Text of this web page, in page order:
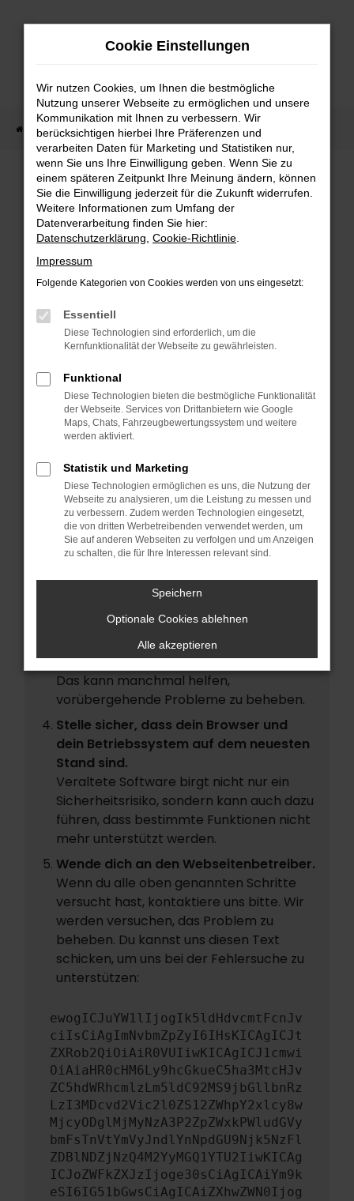
Zum
Startseite Fahrzeug Showroom Fahrzeugbestand
FAHRZEUGBESTAND
Bei Neuwagen Autoland finden Sie eine große
Auswahl an Marken und Modellen.
FEHLER: NETWORK
ERROR
Beim Laden ist ein Fehler aufgetreten.
Hier sind ein paar Tipps, die dir helfen
können:
Überprüfe deine Firewall und deine
Internetverbindung.
Laden andere Webseiten, zum Beispiel
deine Suchmaschine?
Prüfe deine Browsererweiterungen.
Manche Erweiterungen, wie
Werbeblocker, können das Laden
bestimmter Seiten verhindern.
Funktioniert die Seite in einem anderen
Browser oder in einem privaten Fenster?
Starte dein Gerät neu.
Das kann manchmal helfen,
vorübergehende Probleme zu beheben.
Stelle sicher, dass dein Browser und
dein Betriebssystem auf dem neuesten
Stand sind.
Veraltete Software birgt nicht nur ein
Sicherheitsrisiko, sondern kann auch dazu
führen, dass bestimmte Funktionen nicht
mehr unterstützt werden.
Wende dich an den Webseitenbetreiber.
Wenn du alle oben genannten Schritte
versucht hast, kontaktiere uns bitte. Wir
werden versuchen, das Problem zu
beheben. Du kannst uns diesen Text
schicken, um uns bei der Fehlersuche zu
unterstützen:
ewogICJuYW1lIjogIk5ldHdvcmtFcnJv
ciIsCiAgImNvbmZpZyI6IHsKICAgICJt
ZXRob2QiOiAiR0VUIiwKICAgICJ1cmwi
OiAiaHR0cHM6Ly9hcGkueC5ha3MtcHJv
ZC5hdWRhcmlzLm5ldC92MS9jbGllbnRz
LzI3MDcvd2Vic2l0ZS12ZWhpY2xlcy8w
MjcyODglMjMyNzA3P2ZpZWxkPWludGVy
bmFsTnVtYmVyJndlYnNpdGU9Njk5NzFl
ZDBlNDZjNzQ4M2YyMGQ1YTU2IiwKICAg
ICJoZWFkZXJzIjoge30sCiAgICAiYm9k
eSI6IG51bGwsCiAgICAiZXhwZWN0Ijog
Cookie Einstellungen
Wir nutzen Cookies, um Ihnen die bestmögliche
Nutzung unserer Webseite zu ermöglichen und unsere
Kommunikation mit Ihnen zu verbessern. Wir
berücksichtigen hierbei Ihre Präferenzen und
verarbeiten Daten für Marketing und Statistiken nur,
wenn Sie uns Ihre Einwilligung geben. Wenn Sie zu
einem späteren Zeitpunkt Ihre Meinung ändern, können
Sie die Einwilligung jederzeit für die Zukunft widerrufen.
Weitere Informationen zum Umfang der
Datenverarbeitung finden Sie hier:
Datenschutzerklärung Cookie-Richtlinie
Impressum
Folgende Kategorien von Cookies werden von uns eingesetzt:
Essentiell
Diese Technologien sind erforderlich, um die
Kernfunktionalität der Webseite zu gewährleisten.
Funktional
Diese Technologien bieten die bestmögliche Funktionalität
der Webseite. Services von Drittanbietern wie Google
Maps, Chats, Fahrzeugbewertungssystem und weitere
werden aktiviert.
Statistik und Marketing
Diese Technologien ermöglichen es uns, die Nutzung der
Webseite zu analysieren, um die Leistung zu messen und
zu verbessern. Zudem werden Technologien eingesetzt,
die von dritten Werbetreibenden verwendet werden, um
Sie auf anderen Webseiten zu verfolgen und um Anzeigen
zu schalten, die für Ihre Interessen relevant sind.
Speichern
Optionale Cookies ablehnen
Alle akzeptieren